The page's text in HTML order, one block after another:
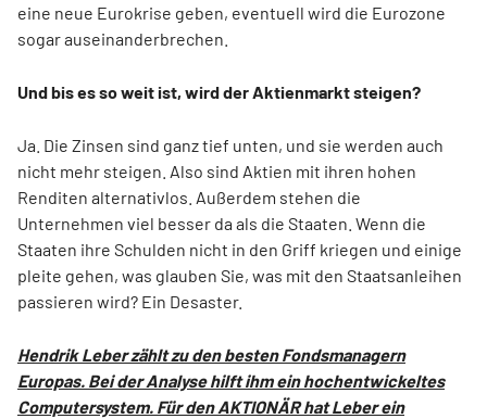
eine neue Eurokrise geben, eventuell wird die Eurozone
sogar auseinanderbrechen.
Und bis es so weit ist, wird der Aktienmarkt steigen?
Ja. Die Zinsen sind ganz tief unten, und sie werden auch
nicht mehr steigen. Also sind Aktien mit ihren hohen
Renditen alternativlos. Außerdem stehen die
Unternehmen viel besser da als die Staaten. Wenn die
Staaten ihre Schulden nicht in den Griff kriegen und einige
pleite gehen, was glauben Sie, was mit den Staatsanleihen
passieren wird? Ein Desaster.
Hendrik Leber zählt zu den besten Fondsmanagern
Europas. Bei der Analyse hilft ihm ein hochentwickeltes
Computersystem. Für den AKTIONÄR hat Leber ein